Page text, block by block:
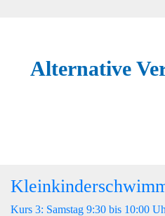
Alternative
Kurs 3: Samstag 9:30 bis 10:00